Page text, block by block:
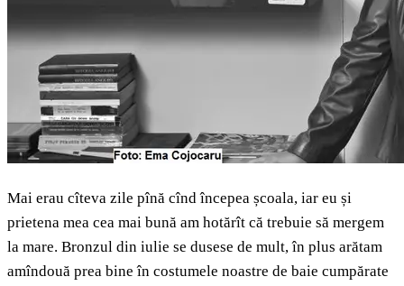
Mai erau cîteva zile pînă cînd începea școala, iar eu și
prietena mea cea mai bună am hotărît că trebuie să mergem
la mare. Bronzul din iulie se dusese de mult, în plus arătam
amîndouă prea bine în costumele noastre de baie cumpărate